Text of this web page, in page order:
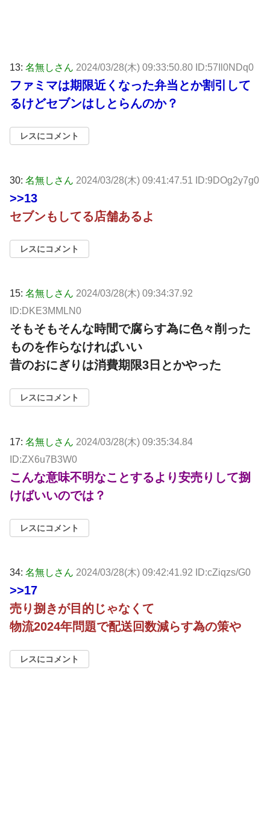
13: 名無しさん 2024/03/28(木) 09:33:50.80 ID:57Il0NDq0
ファミマは期限近くなった弁当とか割引して
るけどセブンはしとらんのか？
レスにコメント
30: 名無しさん 2024/03/28(木) 09:41:47.51 ID:9DOg2y7g0
>>13
セブンもしてる店舗あるよ
レスにコメント
15: 名無しさん 2024/03/28(木) 09:34:37.92
ID:DKE3MMLN0
そもそもそんな時間で腐らす為に色々削った
ものを作らなければいい
昔のおにぎりは消費期限3日とかやった
レスにコメント
17: 名無しさん 2024/03/28(木) 09:35:34.84
ID:ZX6u7B3W0
こんな意味不明なことするより安売りして捌
けばいいのでは？
レスにコメント
34: 名無しさん 2024/03/28(木) 09:42:41.92 ID:cZiqzs/G0
>>17
売り捌きが目的じゃなくて
物流2024年問題で配送回数減らす為の策や
レスにコメント